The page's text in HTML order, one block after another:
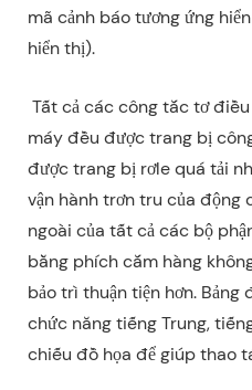
mã cảnh báo tương ứng
hiển thị).
Tất cả các công tắc tơ
máy đều được trang bị
được trang bị rơle quá tải
vận hành trơn tru của động
ngoài của tất cả các bộ
bằng phích cắm hàng
bảo trì thuận tiện hơn. Bảng
chức năng tiếng Trung,
chiếu đồ họa để giúp thao